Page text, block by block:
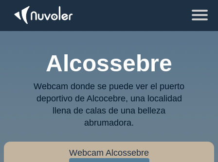
Alcossebre
Webcam donde se puede ver el puerto
deportivo de Alcocebre, una localidad
llena de calas de una belleza
abrumadora.
Webcam Alcossebre